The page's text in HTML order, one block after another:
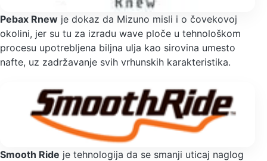
Pebax Rnew je dokaz da Mizuno misli i o čovekovoj
okolini, jer su tu za izradu wave ploče u tehnološkom
procesu upotrebljena biljna ulja kao sirovina umesto
nafte, uz zadržavanje svih vrhunskih karakteristika.
Smooth Ride je tehnologija da se smanji uticaj naglog